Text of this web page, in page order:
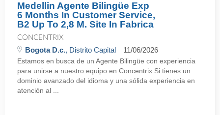
Medellin Agente Bilingüe Exp
6 Months In Customer Service,
B2 Up To 2,8 M. Site In Fabrica
CONCENTRIX
Bogota D.c., Distrito Capital 11/06/2026
Estamos en busca de un Agente Bilingüe con experiencia
para unirse a nuestro equipo en Concentrix.Si tienes un
dominio avanzado del idioma y una sólida experiencia en
atención al ...